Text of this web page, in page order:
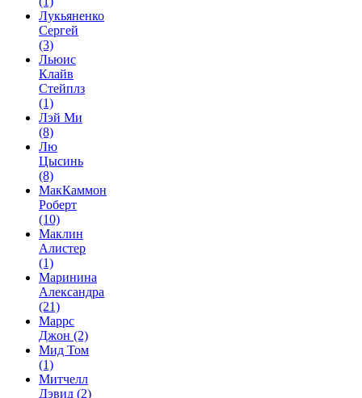
Лукьяненко
Сергей
(3)
Льюис
Клайв
Стейплз
(1)
Лэй Ми
(8)
Лю
Цысинь
(8)
МакКаммон
Роберт
(10)
Маклин
Алистер
(1)
Маринина
Александра
(21)
Маррс
Джон (2)
Мид Том
(1)
Митчелл
Дэвид (2)